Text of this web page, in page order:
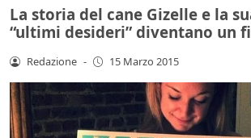
La storia del cane Gizelle e la
“ultimi desideri” diventano un
Redazione - 15 Marzo 2015